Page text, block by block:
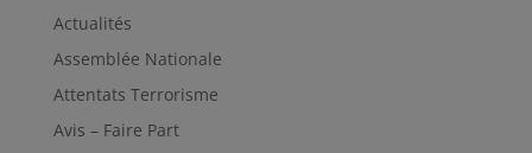
Actualités
Assemblée Nationale
Attentats Terrorisme
Avis – Faire Part